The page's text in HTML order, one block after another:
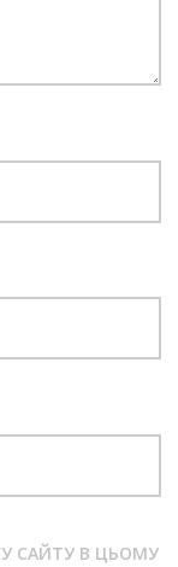
САЙТУ В ЦЬОМУ